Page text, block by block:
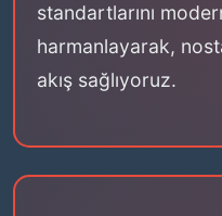
standartlarını
harmanlayarak,
akış sağlıyoruz.